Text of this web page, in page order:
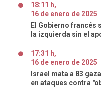
18:11 h,
16 de enero de 2025
El Gobierno francés
la izquierda sin el
17:31 h,
16 de enero de 2025
Israel mata a 83
en ataques contra